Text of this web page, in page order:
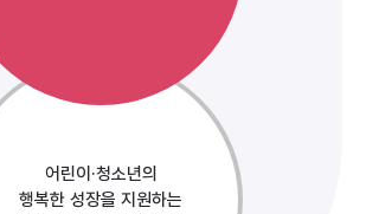
어린이·청소년의
행복한 성장을 지원하는